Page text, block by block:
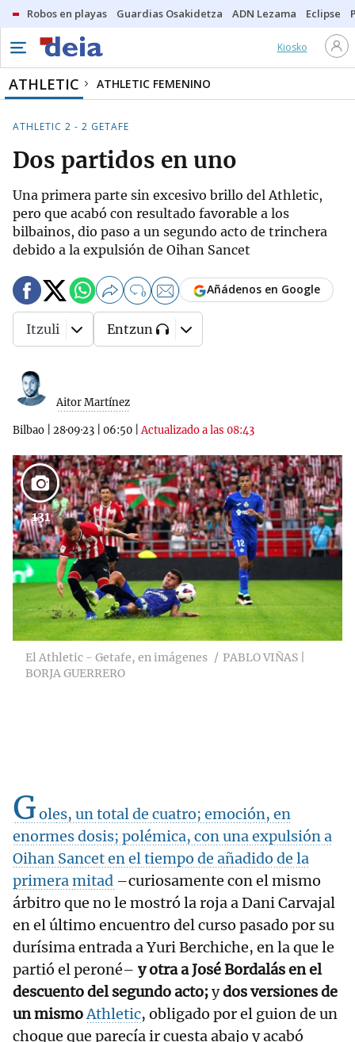
Robos en playas Guardias Osakidetza ADN Lezama Eclipse
Kiosko
ATHLETIC ATHLETIC FEMENINO
ATHLETIC 2 - 2 GETAFE
Dos partidos en uno
Una primera parte sin excesivo brillo del Athletic,
pero que acabó con resultado favorable a los
bilbainos, dio paso a un segundo acto de trinchera
debido a la expulsión de Oihan Sancet
Aitor Martínez
Bilbao 28·09·23 06:50 |Actualizado a las 08:43
0 Añádenos en Google
Itzuli Entzun
131
El Athletic - Getafe, en imágenes
PABLO VIÑAS |
BORJA GUERRERO
Goles, un total de cuatro; emoción, en
enormes dosis; polémica, con unaexpulsión a
Oihan Sancet en el tiempo de añadido de la
primera mitad –curiosamente con el mismo
árbitro que no le mostró la roja a Dani Carvajal
en el último encuentro del curso pasado por su
durísima entrada a Yuri Berchiche, en la que le
partió el peroné– y otra a José Bordalás en el
descuento del segundo acto;ydos versiones de
un mismoAthletic, obligado por el guion de un
choque que parecía ir cuesta abajo y acabó